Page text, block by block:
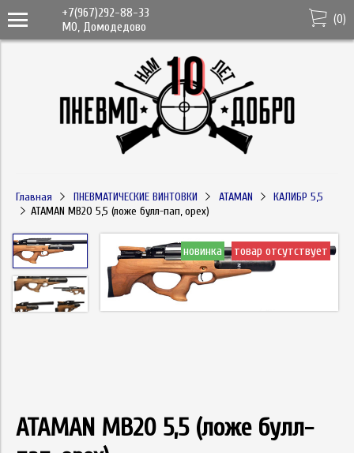
+7(967)292-88-33
МО, Домодедово
(0)
Главная ПНЕВМАТИЧЕСКИЕ ВИНТОВКИ ATAMAN
КАЛИБР 5,5
ATAMAN MB20 5,5 (ложе булл-пап, орех)
новинка товар отсутствует
ATAMAN MB20 5,5 (ложе булл-